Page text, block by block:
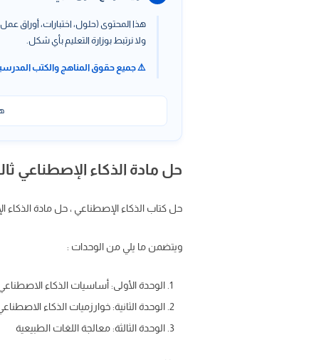
هذا المحتوى (حلول، اختبارات، أوراق
ولا نرتبط بوزارة التعليم بأي شكل.
⚠️ جميع حقوق المناهج والكتب
حل مادة الذكاء الإصطناعي
حل كتاب الذكاء الإصطناعي ، حل مادة الذكاء
ويتضمن ما يلي من الوحدات :
الوحدة الأولى: أساسيات الذكاء
الوحدة الثانية: خوارزميات الذكاء
الوحدة الثالثة: معالجة اللغات الطبيعية